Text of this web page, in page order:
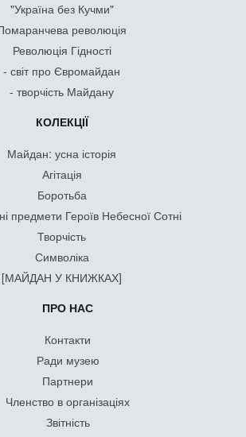
"Україна без Кучми"
революція
Революція Гідності
- світ про Євромайдан
- творчість Майдану
КОЛЕКЦІЇ
Майдан: усна історія
Агітація
Боротьба
предмети Героїв Небесної Сотні
Творчість
Символіка
[МАЙДАН У КНИЖКАХ]
ПРО НАС
Контакти
Ради музею
Партнери
Членство в організаціях
Звітність